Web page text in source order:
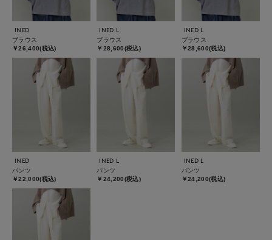
INED
ブラウス
￥26,400(税込)
INED L
ブラウス
￥28,600(税込)
INED L
ブラウス
￥28,600(税込)
INED
パンツ
￥22,000(税込)
INED L
パンツ
￥24,200(税込)
INED L
パンツ
￥24,200(税込)